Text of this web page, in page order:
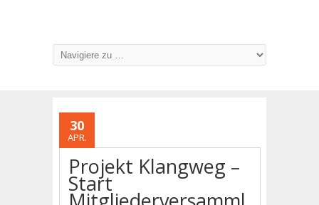
30
APR.
Projekt Klangweg –
Start